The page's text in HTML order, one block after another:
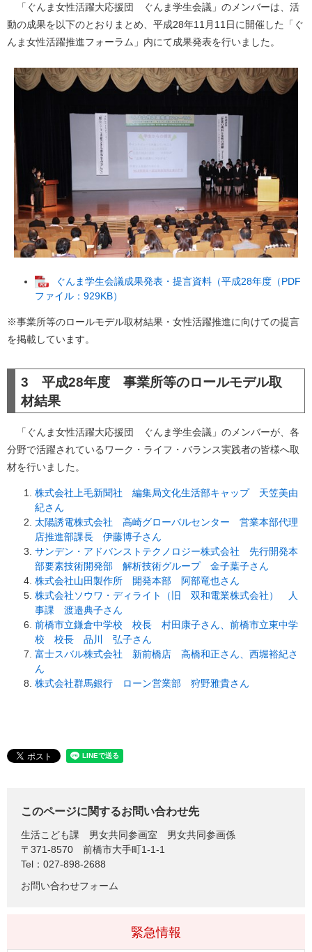
「ぐんま女性活躍大応援団 ぐんま学生会議」のメンバーは、活
動の成果を以下のとおりまとめ、平成28年11月11日に開催した「ぐ
んま女性活躍推進フォーラム」内にて成果発表を行いました。
ぐんま学生会議成果発表・提言資料（平成28年度（PDF
ファイル：929KB）
※事業所等のロールモデル取材結果・女性活躍推進に向けての提言
を掲載しています。
3 平成28年度 事業所等のロールモデル取
材結果
「ぐんま女性活躍大応援団 ぐんま学生会議」のメンバーが、各
分野で活躍されているワーク・ライフ・バランス実践者の皆様へ取
材を行いました。
株式会社上毛新聞社 編集局文化生活部キャップ 天笠美由
紀さん
太陽誘電株式会社 高崎グローバルセンター 営業本部代理
店推進部課長 伊藤博子さん
サンデン・アドバンストテクノロジー株式会社 先行開発本
部要素技術開発部 解析技術グループ 金子葉子さん
株式会社山田製作所 開発本部 阿部竜也さん
株式会社ソウワ・ディライト（旧 双和電業株式会社） 人
事課 渡邉典子さん
前橋市立鎌倉中学校 校長 村田康子さん、前橋市立東中学
校 校長 品川 弘子さん
富士スバル株式会社 新前橋店 高橋和正さん、西堀裕紀さ
ん
株式会社群馬銀行 ローン営業部 狩野雅貴さん
このページに関するお問い合わせ先
生活こども課
男女共同参画室 男女共同参画係
〒371-8570
前橋市大手町1-1-1
Tel：027-898-2688
お問い合わせフォーム
緊急情報